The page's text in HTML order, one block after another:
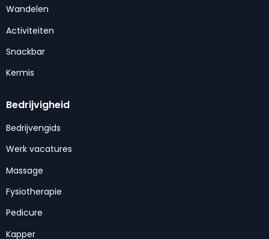
Wandelen
Activiteiten
Snackbar
Kermis
Bedrijvigheid
Bedrijvengids
Werk vacatures
Massage
Fysiotherapie
Pedicure
Kapper